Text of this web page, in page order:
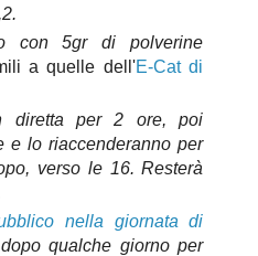
con 5gr di polverine
a quelle dell'E-Cat di
diretta per 2 ore, poi
e lo riaccenderanno per
verso le 16. Resterà
nella giornata di
qualche giorno per